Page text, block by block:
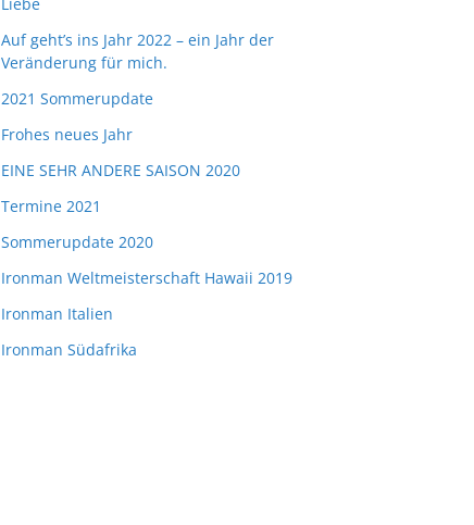
Auf geht’s ins Jahr 2022 – ein Jahr der
Veränderung für mich.
2021 Sommerupdate
Frohes neues Jahr
EINE SEHR ANDERE SAISON 2020
Termine 2021
Sommerupdate 2020
Ironman Weltmeisterschaft Hawaii 2019
Ironman Italien
Ironman Südafrika